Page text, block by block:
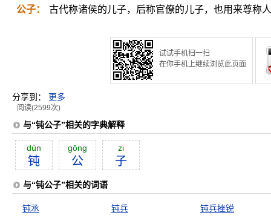
公子： 古代称诸侯的儿子，后称官僚的儿子，也用来尊称
试试手机扫一扫
在你手机上继续浏览此页面
分享到： 更多
阅读(2599次)
与“钝公子”相关的字典解释
dùn
钝
gōng
公
zi
子
与“钝公子”相关的词语
钝丞 钝兵
钝兵挫锐